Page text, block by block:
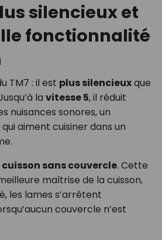
silencieux et
fonctionnalité
TM7 : il est plus silencieuxque
la vitesse 5, il réduit
nuisances sonores, un
aiment cuisiner dans un
cuisson sans couvercle. Cette
maîtrise de la cuisson,
les lames s’arrêtent
couvercle n’est